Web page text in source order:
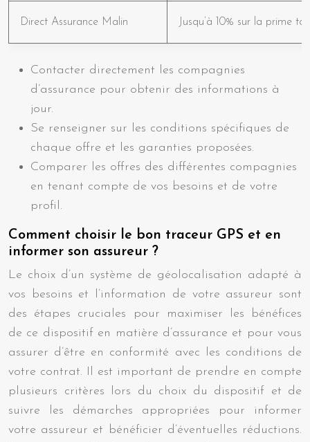
Direct Assurance Malin Jusqu’à 10% sur la prime
Contacter directement les compagnies
d’assurance pour obtenir des informations à
jour.
Se renseigner sur les conditions spécifiques de
chaque offre et les garanties proposées.
Comparer les offres des différentes compagnies
en tenant compte de vos besoins et de votre
profil.
Comment choisir le bon traceur GPS et en
informer son assureur ?
Le choix d’un système de géolocalisation adapté à
vos besoins et l’information de votre assureur sont
des étapes cruciales pour maximiser les bénéfices
de ce dispositif en matière d’assurance et pour vous
assurer d’être en conformité avec les conditions de
votre contrat. Il est important de prendre en compte
plusieurs critères lors du choix du dispositif et de
suivre les démarches appropriées pour informer
votre assureur et bénéficier d’éventuelles réductions.